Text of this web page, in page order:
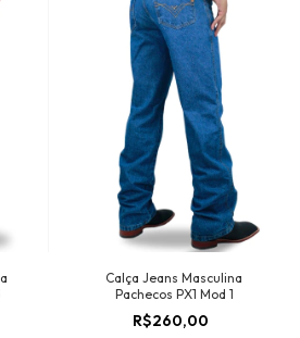
Calça Jeans Masculina
Pachecos PX1 Mod 1
R$260,00